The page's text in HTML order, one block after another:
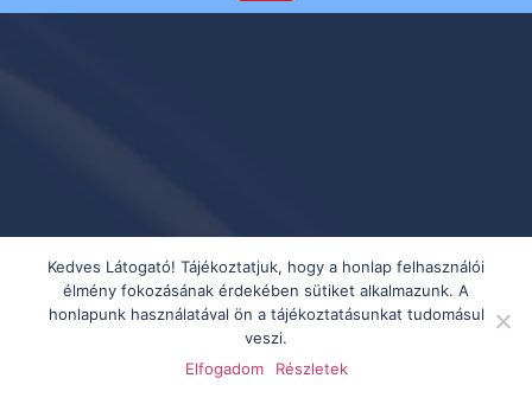
Kedves Látogató! Tájékoztatjuk, hogy a honlap felhasználói
élmény fokozásának érdekében sütiket alkalmazunk. A
honlapunk használatával ön a tájékoztatásunkat tudomásul
veszi.
Elfogadom
Részletek